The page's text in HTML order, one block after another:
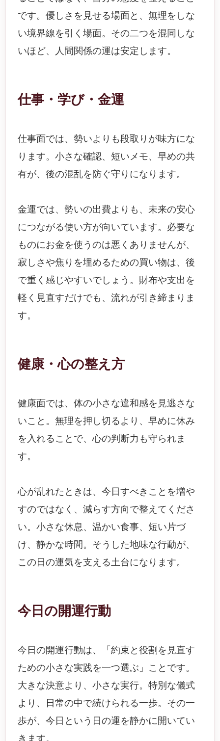
です。優しさを見せる場面と、無理をしな
い境界線を引く場面。その二つを混同しな
いほど、人間関係の運は安定します。
仕事・学び・金運
仕事面では、勢いよりも段取りが味方にな
ります。小さな確認、短いメモ、早めの共
有が、後の混乱を防ぐ守りになります。
金運では、勢いの出費よりも、未来の安心
につながる使い方が向いています。必要な
ものにお金を使うのは悪くありませんが、
寂しさや焦りを埋めるための買い物は、後
で重く感じやすいでしょう。財布や支出を
軽く見直すだけでも、流れが引き締まりま
す。
健康・心の整え方
健康面では、体の小さな違和感を見逃さな
いこと。無理を押し切るより、早めに休み
を入れることで、心の判断力も守られま
す。
心が乱れたときは、今日すべきことを増や
すのではなく、減らす方向で整えてくださ
い。小さな休息、温かい食事、短い片づ
け、静かな時間。そうした地味な行動が、
この日の運気を支える土台になります。
今日の開運行動
今日の開運行動は、「約束と役割を見直す
ための小さな実践を一つ選ぶ」ことです。
大きな決意より、小さな実行。特別な儀式
より、日常の中で続けられる一歩。その一
歩が、今日という日の運を静かに開いてい
きます。